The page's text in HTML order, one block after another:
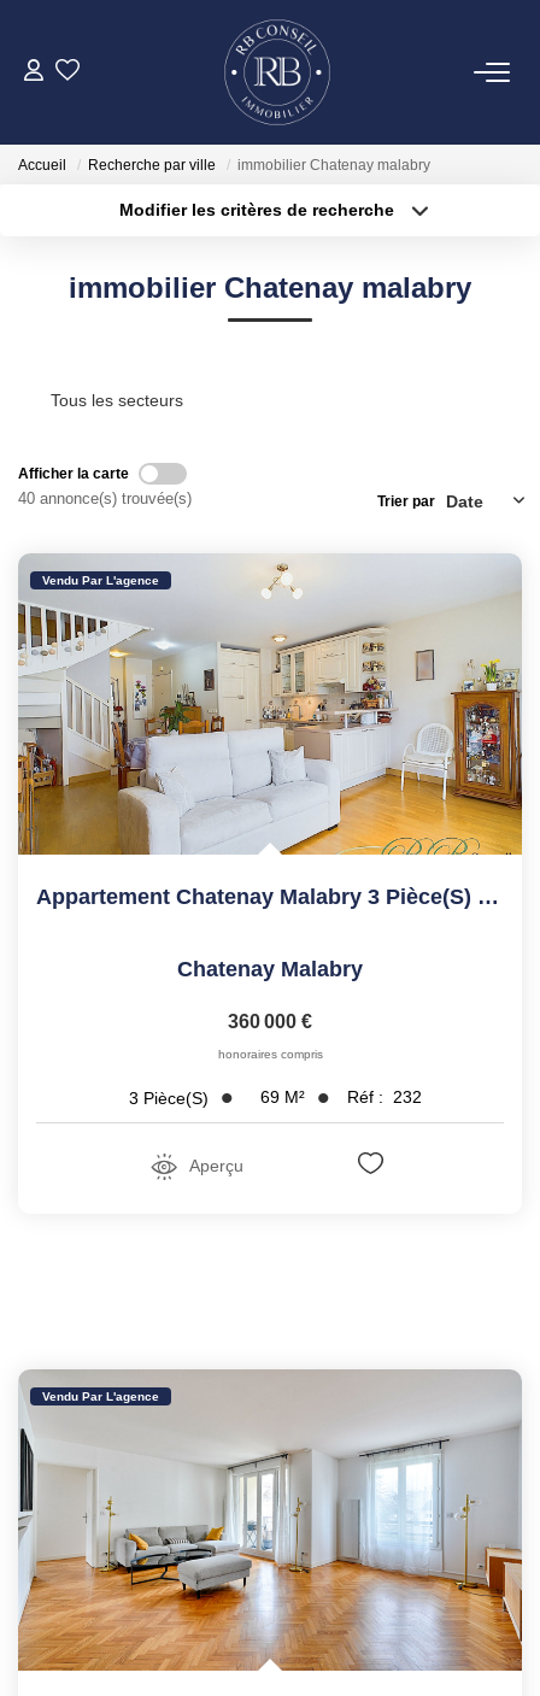
ACHETER
Accueil Recherche par ville immobilier Chatenay malabry
Modifier les critères de recherche
Type de bien
Surface min
immobilier Chatenay malabry
Tous les secteurs
Afficher la carte
40 annonce(s) trouvée(s) Trier par
Vendu Par L'agence
Appartement Chatenay Malabry 3 Pièce(s) DUPLEX 68.79 M2
Chatenay Malabry
360 000 €
honoraires compris
3 Pièce(s) 69 M² Réf : 232
Aperçu
Vendu Par L'agence